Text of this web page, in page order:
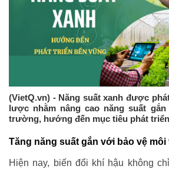
(VietQ.vn) - Năng suất xanh được
lược nhằm nâng cao năng suất
trường, hướng đến mục tiêu phát
Tăng năng suất gắn với bảo vệ
Hiện nay, biến đổi khí hậu không